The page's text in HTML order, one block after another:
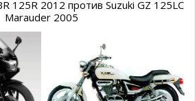
125R 2012 против Suzuki GZ 125LC
Marauder 2005